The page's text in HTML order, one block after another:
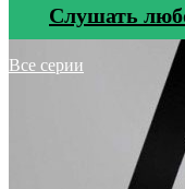
Cлушать
Все серии